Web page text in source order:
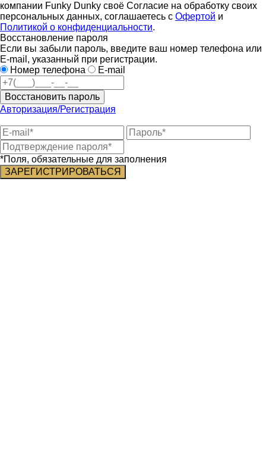
компании Funky Dunky своё Согласие на обработку своих
персональных данных, соглашаетесь с Офертой и
Политикой о конфиденциальности.
Восстановление пароля
Если вы забыли пароль, введите ваш номер телефона или
E-mail, указанный при регистрации.
Номер телефона
E-mail
Восстановить пароль
Авторизация/Регистрация
*Поля, обязательные для заполнения